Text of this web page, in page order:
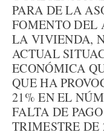
PARA DE LA
FOMENTO DEL
LA VIVIENDA,
ACTUAL
ECONÓMICA
QUE HA
21% EN EL
FALTA DE
TRIMESTRE DE